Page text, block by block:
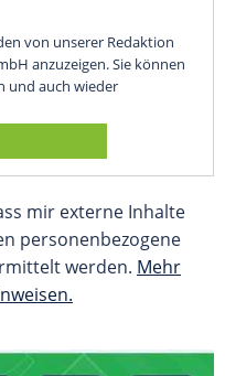
von unserer Redaktion
anzuzeigen. Sie können
und auch wieder
mir externe Inhalte
personenbezogene
werden. Mehr